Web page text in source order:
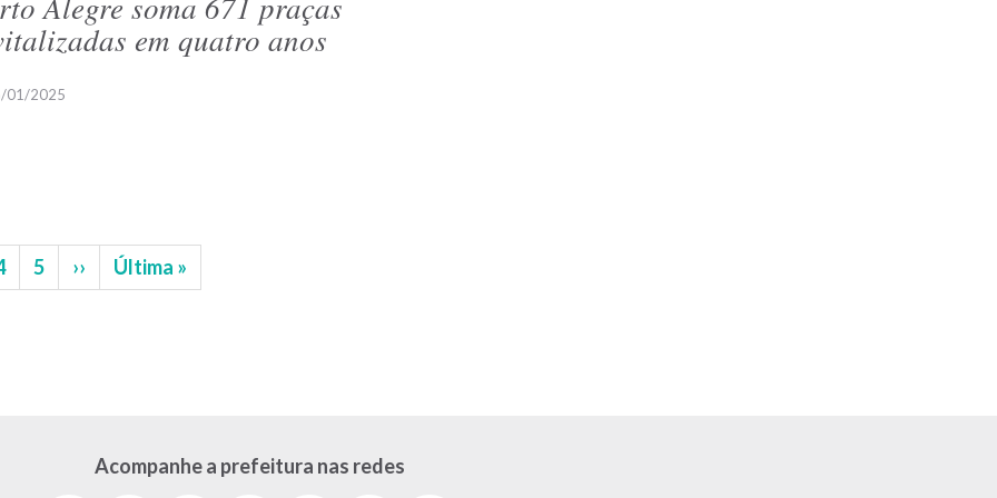
em quatro anos
01/2025
Página
5
Próxima
página
››
Última
página
Última »
Acompanhe a prefeitura nas redes